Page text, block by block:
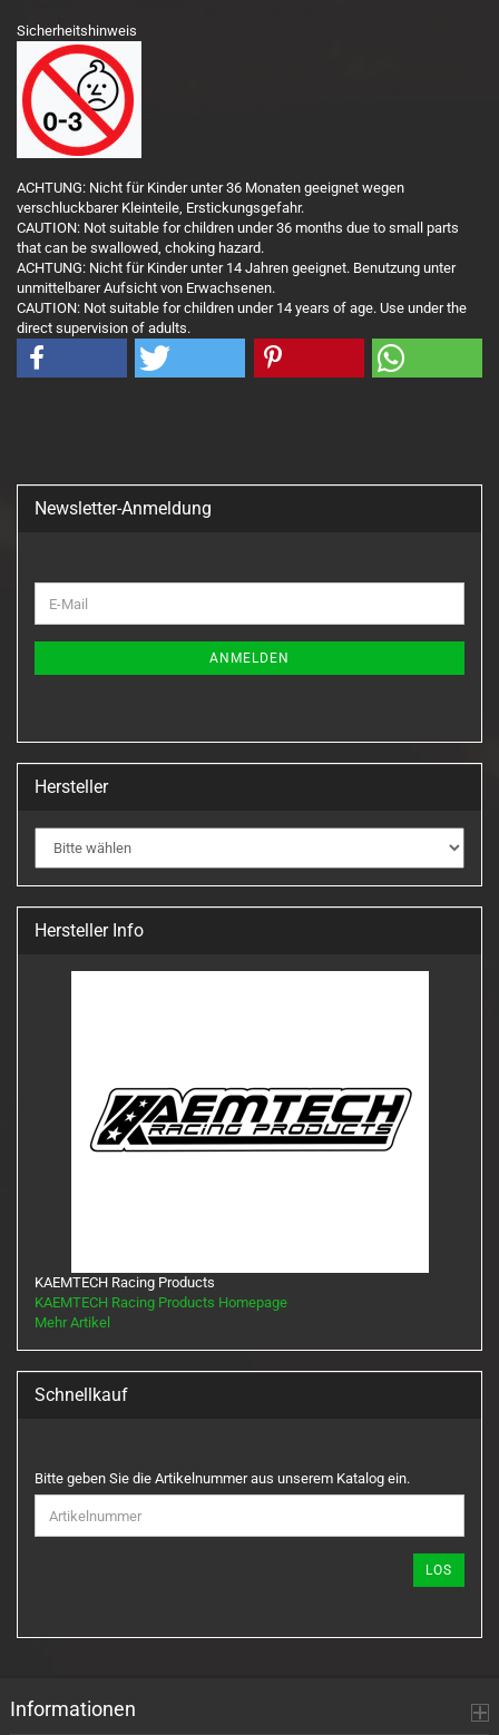
Sicherheitshinweis
ACHTUNG: Nicht für Kinder unter 36 Monaten geeignet wegen
verschluckbarer Kleinteile, Erstickungsgefahr.
CAUTION: Not suitable for children under 36 months due to small parts
that can be swallowed, choking hazard.
ACHTUNG: Nicht für Kinder unter 14 Jahren geeignet. Benutzung unter
unmittelbarer Aufsicht von Erwachsenen.
CAUTION: Not suitable for children under 14 years of age. Use under the
direct supervision of adults.
Newsletter-Anmeldung
ZUR
E-
Mail
ANMELDEN
Hersteller
Hersteller Info
KAEMTECH Racing Products
KAEMTECH Racing Products Homepage
Mehr Artikel
Schnellkauf
BITTE
GEBEN
SIE
DIE
EIN.
Bitte geben Sie die Artikelnummer aus unserem Katalog ein.
LOS
Informationen